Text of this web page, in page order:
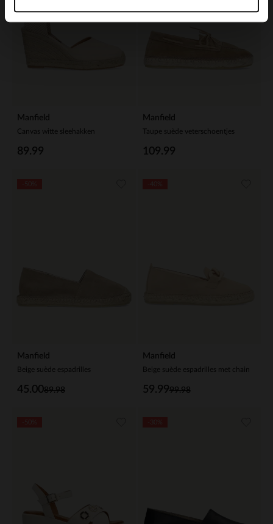
Manfield
Canvas witte sleehakken
89.99
Manfield
Taupe suède veterschoentjes
109.99
Manfield
Beige suède espadrilles
89.98
45.00
Manfield
Beige suède espadrilles met chain
99.98
59.99